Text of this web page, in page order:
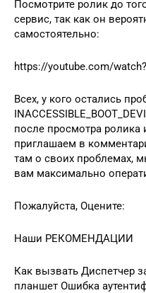
Посмотрите ролик до
сервис, так как он
самостоятельно:
https://youtube.com/
Всех, у кого остались
после просмотра ролика
приглашаем в
там о своих проблемах,
вам максимально
Пожалуйста, Оцените:
Наши РЕКОМЕНДАЦИИ
Как вызвать Диспетчер
планшет Ошибка